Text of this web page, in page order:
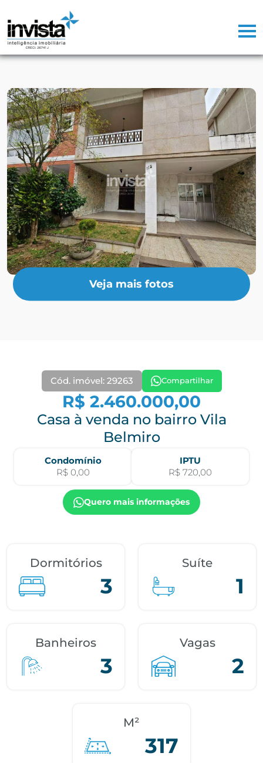
Veja mais fotos
Cód. imóvel: 29263 Compartilhar
R$ 2.460.000,00
Casa à venda no bairro Vila
Belmiro
Condomínio
R$ 0,00
IPTU
R$ 720,00
Quero mais informações
Dormitórios
3
Suíte
1
Banheiros
3
Vagas
2
M²
317